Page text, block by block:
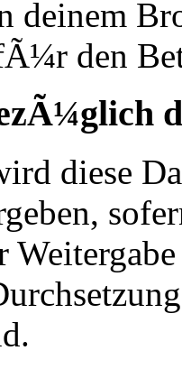
deinem
den
diese